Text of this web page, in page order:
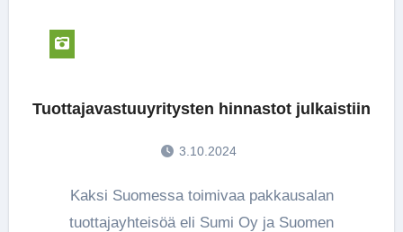
Tuottajavastuuyritysten hinnastot julkaistiin
3.10.2024
Kaksi Suomessa toimivaa pakkausalan
tuottajayhteisöä eli Sumi Oy ja Suomen